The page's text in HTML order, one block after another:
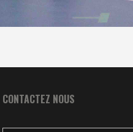
CONTACTEZ NOUS